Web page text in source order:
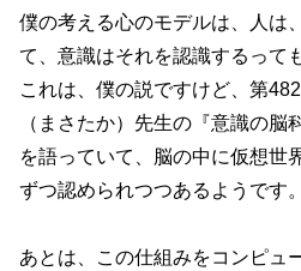
僕の考える心のモデルは、人は
て、意識はそれを認識するって
これは、僕の説ですけど、第
（まさたか）先生の『意識の脳
を語っていて、脳の中に仮想世
ずつ認められつつあるようです。
あとは、この仕組みをコンピュ